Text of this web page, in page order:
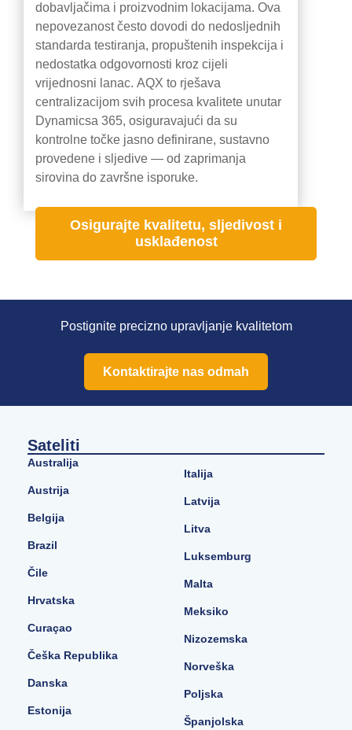
dobavljačima i proizvodnim lokacijama. Ova
nepovezanost često dovodi do nedosljednih
standarda testiranja, propuštenih inspekcija i
nedostatka odgovornosti kroz cijeli
vrijednosni lanac. AQX to rješava
centralizacijom svih procesa kvalitete unutar
Dynamicsa 365, osiguravajući da su
kontrolne točke jasno definirane, sustavno
provedene i sljedive — od zaprimanja
sirovina do završne isporuke.
Osigurajte kvalitetu, sljedivost i
usklađenost
Postignite precizno upravljanje kvalitetom
Kontaktirajte nas odmah
Sateliti
Australija
Austrija
Belgija
Brazil
Čile
Hrvatska
Curaçao
Češka Republika
Danska
Estonija
Italija
Latvija
Litva
Luksemburg
Malta
Meksiko
Nizozemska
Norveška
Poljska
Španjolska